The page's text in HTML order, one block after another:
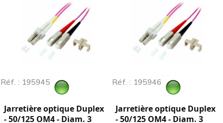
Réf. : 195945
Jarretière optique Duplex
- 50/125 OM4 - Diam. 3
Réf. : 195946
Jarretière optique Duplex
- 50/125 OM4 - Diam. 3